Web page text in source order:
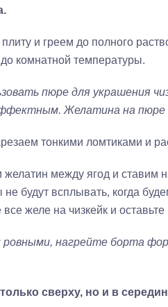
и греем до полного
комнатной температуры.
пюре для украшения
Желатина на пюре
тонкими ломтиками и
между ягод и ставим
не будут всплывать, когда
желе на чизкейк и
ровными, нагрейте борта
сверху, но и в